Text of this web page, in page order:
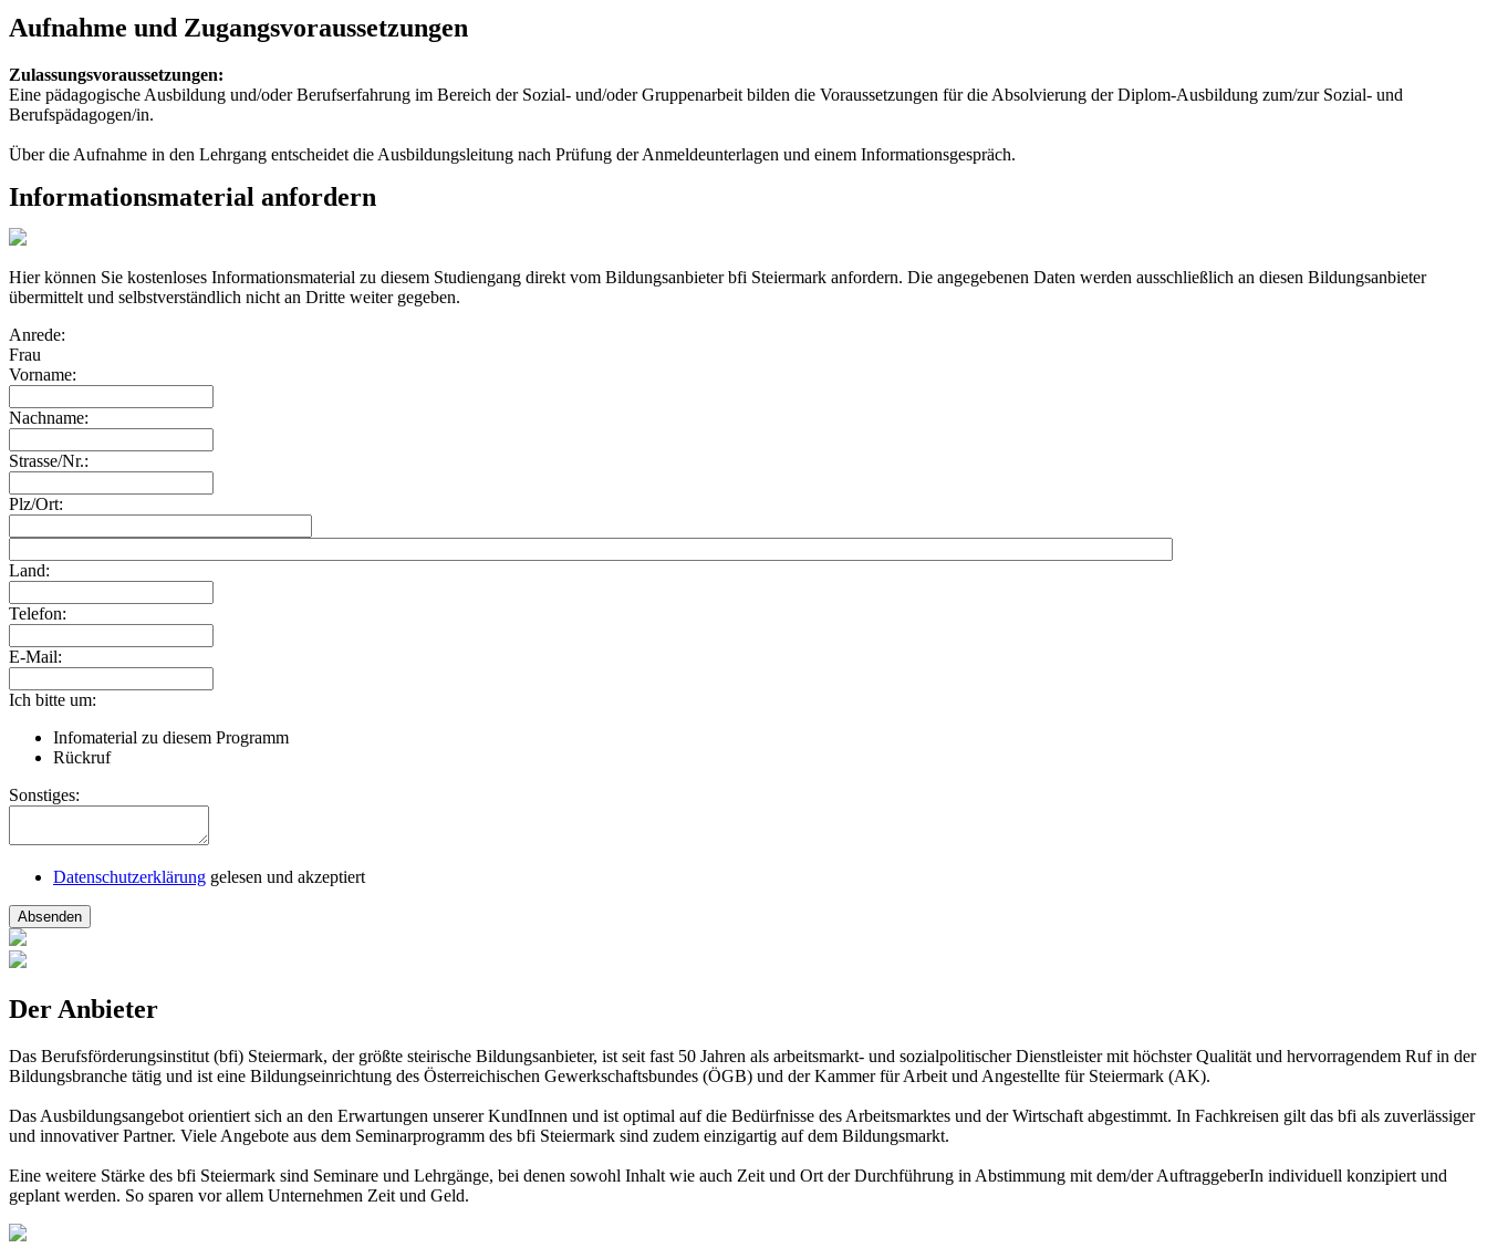
Aufnahme und Zugangsvoraussetzungen
Zulassungsvoraussetzungen:
Eine pädagogische Ausbildung und/oder Berufserfahrung im Bereich der Sozial- und/oder Gruppenarbeit bilden die Voraussetzungen für die Absolvierung der Diplom-Ausbildung zum/zur Sozial- und
Berufspädagogen/in.
Über die Aufnahme in den Lehrgang entscheidet die Ausbildungsleitung nach Prüfung der Anmeldeunterlagen und einem Informationsgespräch.
Informationsmaterial anfordern
Hier können Sie kostenloses Informationsmaterial zu diesem Studiengang direkt vom Bildungsanbieter bfi Steiermark anfordern. Die angegebenen Daten werden ausschließlich an diesen Bildungsanbieter
übermittelt und selbstverständlich nicht an Dritte weiter gegeben.
Anrede:
Frau
Vorname:
Nachname:
Strasse/Nr.:
Plz/Ort:
Land:
Telefon:
E-Mail:
Ich bitte um:
Infomaterial zu diesem Programm
Rückruf
Sonstiges:
Datenschutzerklärung gelesen und akzeptiert
Absenden
Der Anbieter
Das Berufsförderungsinstitut (bfi) Steiermark, der größte steirische Bildungsanbieter, ist seit fast 50 Jahren als arbeitsmarkt- und sozialpolitischer Dienstleister mit höchster Qualität und hervorragendem Ruf in der
Bildungsbranche tätig und ist eine Bildungseinrichtung des Österreichischen Gewerkschaftsbundes (ÖGB) und der Kammer für Arbeit und Angestellte für Steiermark (AK).
Das Ausbildungsangebot orientiert sich an den Erwartungen unserer KundInnen und ist optimal auf die Bedürfnisse des Arbeitsmarktes und der Wirtschaft abgestimmt. In Fachkreisen gilt das bfi als zuverlässiger
und innovativer Partner. Viele Angebote aus dem Seminarprogramm des bfi Steiermark sind zudem einzigartig auf dem Bildungsmarkt.
Eine weitere Stärke des bfi Steiermark sind Seminare und Lehrgänge, bei denen sowohl Inhalt wie auch Zeit und Ort der Durchführung in Abstimmung mit dem/der AuftraggeberIn individuell konzipiert und
geplant werden. So sparen vor allem Unternehmen Zeit und Geld.